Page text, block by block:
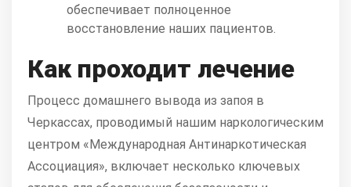
обеспечивает полноценное
восстановление наших пациентов.
Как проходит лечение
Процесс домашнего вывода из запоя в
Черкассах, проводимый нашим наркологическим
центром «Международная Антинаркотическая
Ассоциация», включает несколько ключевых